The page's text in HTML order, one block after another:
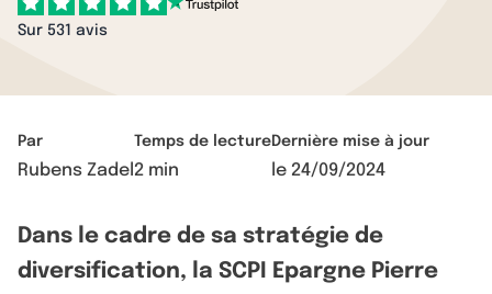
Sur 531 avis
Par
Rubens Zadel
Temps de lecture
2 min
Dernière mise à jour
le 24/09/2024
Dans le cadre de sa stratégie de
diversification, la SCPI Epargne Pierre